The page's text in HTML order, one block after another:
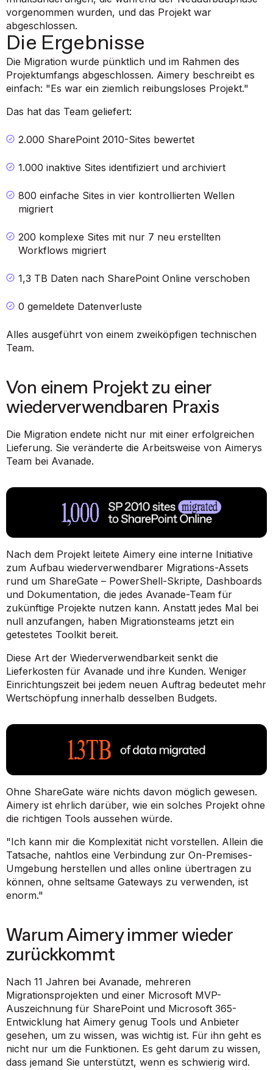
vorgenommen wurden, und das Projekt war
abgeschlossen.
Die Ergebnisse
Die Migration wurde pünktlich und im Rahmen des
Projektumfangs abgeschlossen. Aimery beschreibt es
einfach: "Es war ein ziemlich reibungsloses Projekt."
Das hat das Team geliefert:
2.000 SharePoint 2010-Sites bewertet
1.000 inaktive Sites identifiziert und archiviert
800 einfache Sites in vier kontrollierten Wellen
migriert
200 komplexe Sites mit nur 7 neu erstellten
Workflows migriert
1,3 TB Daten nach SharePoint Online verschoben
0 gemeldete Datenverluste
Alles ausgeführt von einem zweiköpfigen technischen
Team.
Von einem Projekt zu einer
wiederverwendbaren Praxis
Die Migration endete nicht nur mit einer erfolgreichen
Lieferung. Sie veränderte die Arbeitsweise von Aimerys
Team bei Avanade.
Nach dem Projekt leitete Aimery eine interne Initiative
zum Aufbau wiederverwendbarer Migrations-Assets
rund um ShareGate – PowerShell-Skripte, Dashboards
und Dokumentation, die jedes Avanade-Team für
zukünftige Projekte nutzen kann. Anstatt jedes Mal bei
null anzufangen, haben Migrationsteams jetzt ein
getestetes Toolkit bereit.
Diese Art der Wiederverwendbarkeit senkt die
Lieferkosten für Avanade und ihre Kunden. Weniger
Einrichtungszeit bei jedem neuen Auftrag bedeutet mehr
Wertschöpfung innerhalb desselben Budgets.
Ohne ShareGate wäre nichts davon möglich gewesen.
Aimery ist ehrlich darüber, wie ein solches Projekt ohne
die richtigen Tools aussehen würde.
"Ich kann mir die Komplexität nicht vorstellen. Allein die
Tatsache, nahtlos eine Verbindung zur On-Premises-
Umgebung herstellen und alles online übertragen zu
können, ohne seltsame Gateways zu verwenden, ist
enorm."
Warum Aimery immer wieder
zurückkommt
Nach 11 Jahren bei Avanade, mehreren
Migrationsprojekten und einer Microsoft MVP-
Auszeichnung für SharePoint und Microsoft 365-
Entwicklung hat Aimery genug Tools und Anbieter
gesehen, um zu wissen, was wichtig ist. Für ihn geht es
nicht nur um die Funktionen. Es geht darum zu wissen,
dass jemand Sie unterstützt, wenn es schwierig wird.